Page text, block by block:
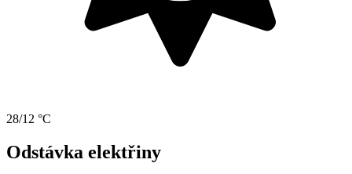
28/12 °C
Odstávka elektřiny